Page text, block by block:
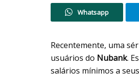
Whatsapp
Recentemente, uma
usuários do Nubank.
salários mínimos a